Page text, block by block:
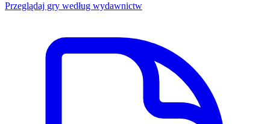
Przeglądaj gry według wydawnictw